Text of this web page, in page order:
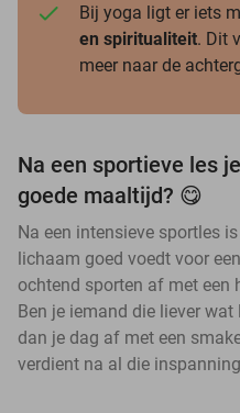
Bij yoga ligt er iets
en spiritualiteit. Dit
meer naar de
Na een sportieve les
goede maaltijd? 😋
Na een intensieve sportles
lichaam goed voedt voor
ochtend sporten af met een
Ben je iemand die liever
dan je dag af met een
verdient na al die